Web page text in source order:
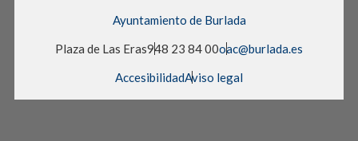
Ayuntamiento de Burlada
Plaza de Las Eras948 23 84 00oac@burlada.es
AccesibilidadAviso legal